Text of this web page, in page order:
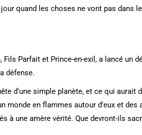
quand les choses ne vont pas
Fils Parfait et Prince-en-exil, a lancé
défense.
d'une simple planète, et ce qui
monde en flammes autour d'eux et
à une amère vérité. Que devront-ils